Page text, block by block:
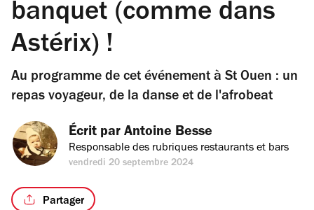
banquet (comme dans
Astérix) !
Au programme de cet événement à St Ouen : un
repas voyageur, de la danse et de l'afrobeat
Écrit par Antoine Besse
Responsable des rubriques restaurants et bars
vendredi 20 septembre 2024
Partager